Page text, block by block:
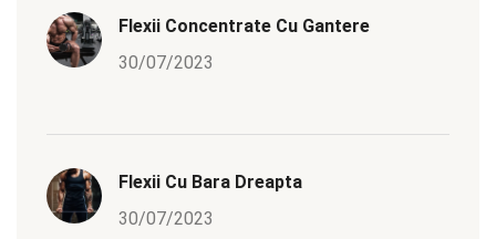
Flexii Concentrate Cu Gantere
30/07/2023
Flexii Cu Bara Dreapta
30/07/2023